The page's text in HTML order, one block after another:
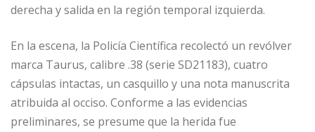
derecha y salida en la región temporal izquierda.
En la escena, la Policía Científica recolectó un revólver
marca Taurus, calibre .38 (serie SD21183), cuatro
cápsulas intactas, un casquillo y una nota manuscrita
atribuida al occiso. Conforme a las evidencias
preliminares, se presume que la herida fue